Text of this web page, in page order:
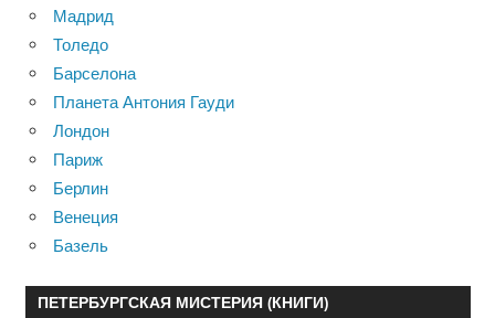
Мадрид
Толедо
Барселона
Планета Антония Гауди
Лондон
Париж
Берлин
Венеция
Базель
ПЕТЕРБУРГСКАЯ МИСТЕРИЯ (КНИГИ)